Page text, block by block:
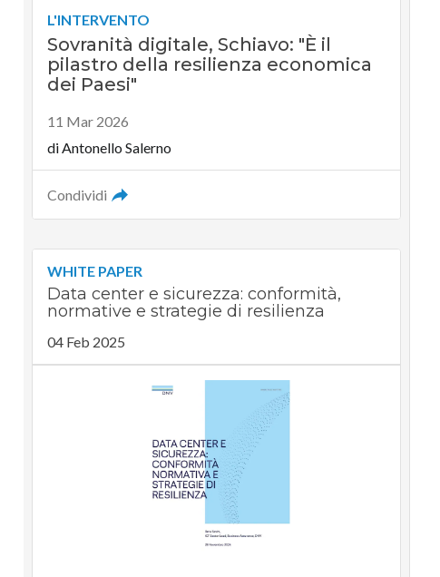
L'INTERVENTO
Sovranità digitale, Schiavo: "È il
pilastro della resilienza economica
dei Paesi"
11 Mar 2026
diAntonello Salerno
Condividi
WHITE PAPER
Data center e sicurezza: conformità,
normative e strategie di resilienza
04 Feb 2025